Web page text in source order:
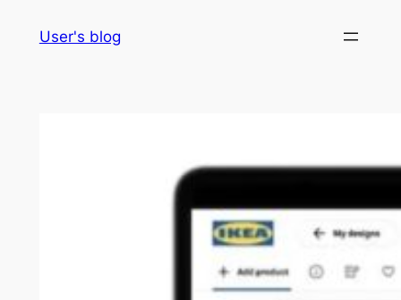
User's blog